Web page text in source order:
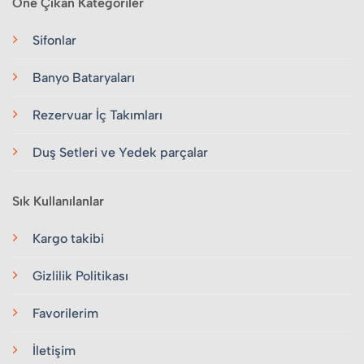
Sifonlar
Banyo Bataryaları
Rezervuar İç Takımları
Duş Setleri ve Yedek parçalar
Sık Kullanılanlar
Kargo takibi
Gizlilik Politikası
Favorilerim
İletişim